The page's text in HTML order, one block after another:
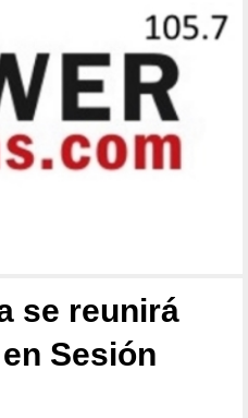
se reunirá
Sesión